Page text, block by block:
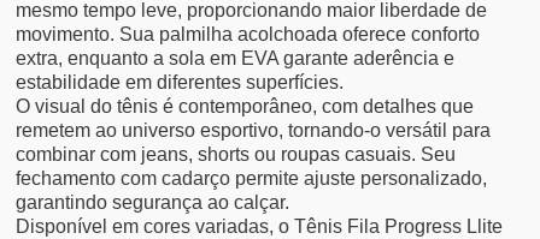
mesmo tempo leve, proporcionando maior liberdade de
movimento. Sua palmilha acolchoada oferece conforto
extra, enquanto a sola em EVA garante aderência e
estabilidade em diferentes superfícies.
O visual do tênis é contemporâneo, com detalhes que
remetem ao universo esportivo, tornando-o versátil para
combinar com jeans, shorts ou roupas casuais. Seu
fechamento com cadarço permite ajuste personalizado,
garantindo segurança ao calçar.
Disponível em cores variadas, o Tênis Fila Progress Llite